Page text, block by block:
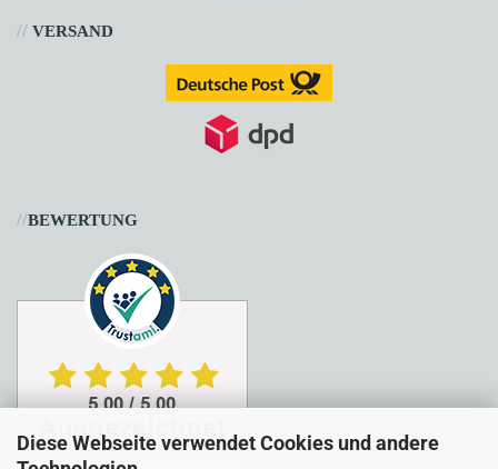
Diese Webseite verwendet Cookies und andere
// VERSAND
//BEWERTUNG